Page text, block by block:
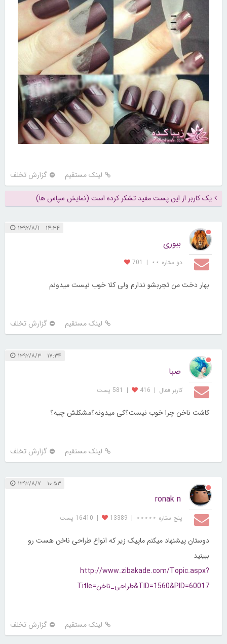
لینک مستقیم گزارش تخلف
یک کاربر از این پست مفید تشکر کرده است (نمایش سپاس ها)
۱۴:۳۴ ۱۳۹۲/۸/۱
ببوری
دو ستاره ⋆⋆ |
701
بهار دخت من تجربشو ندارم ولی کلا خوب نیست میدونم
لینک مستقیم گزارش تخلف
۱۷:۳۴ ۱۳۹۲/۸/۳
صبا
کاربر فعال |
416
| 581 پست
کاشت ناخن چرا خوب نیست؟کی میدونه؟مشکلش چیه؟
لینک مستقیم گزارش تخلف
۱۰:۵۳ ۱۳۹۲/۸/۷
ronak n
پنج ستاره ⋆⋆⋆⋆⋆ |
13389
| 16410 پست
دوستان پیشنهاد میکنم ماپیک زیر که انواع طراحی ناخن هست رو
ببینید
http://www.zibakade.com/Topic.aspx?
Title=طراحی_ناخن&TID=1560&PID=60017
لینک مستقیم گزارش تخلف